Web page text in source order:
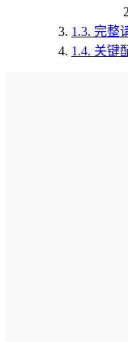
1.3. 完整
1.4. 关键